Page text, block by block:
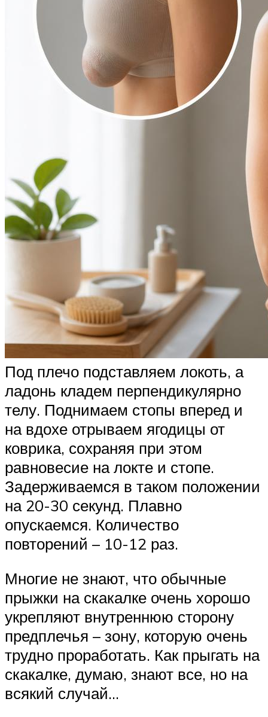
Под плечо подставляем локоть, а
ладонь кладем перпендикулярно
телу. Поднимаем стопы вперед и
на вдохе отрываем ягодицы от
коврика, сохраняя при этом
равновесие на локте и стопе.
Задерживаемся в таком положении
на 20-30 секунд. Плавно
опускаемся. Количество
повторений – 10-12 раз.
Многие не знают, что обычные
прыжки на скакалке очень хорошо
укрепляют внутреннюю сторону
предплечья – зону, которую очень
трудно проработать. Как прыгать на
скакалке, думаю, знают все, но на
всякий случай…